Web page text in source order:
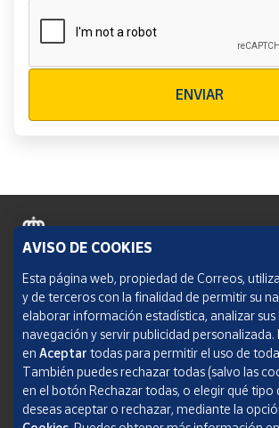
ENVIAR
Política de cookies
Aviso legal
Condiciones del servicio
Política de Privacidad Web
Informe de transparencia
AVISO DE COOKIES
Esta página web, propiedad de Correos,
y de terceros con la finalidad de permitir su
elaborar información estadística, analizar sus
navegación y servir publicidad personalizada.
en Aceptar todas para permitir el uso de
También puedes rechazar todas (salvo las
en el botón Rechazar todas, o elegir qué tipo
deseas aceptar o rechazar, mediante la